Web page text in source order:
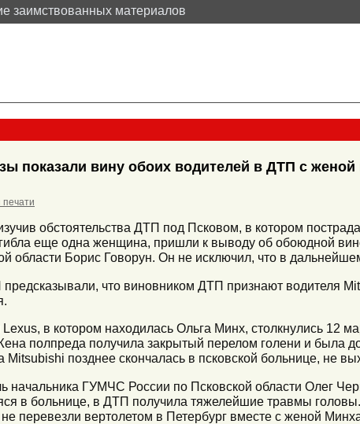
заимствованных материалов
показали вину обоих водителей в ДТП с
печати
обстоятельства ДТП под Псковом, в котором
еще одна женщина, пришли к выводу об обоюдной
области Борис Говорун. Он не исключил, что в
что виновником ДТП признают водителя
Lexus, в котором находилась Ольга Минх, столкнулись 12
полпреда получила закрытый перелом голени и была
Mitsubishi позднее скончалась в псковской больнице, не
начальника ГУМЧС России по Псковской области Олег
в больнице, в ДТП получила тяжелейшие травмы
перевезли вертолетом в Петербург вместе с женой